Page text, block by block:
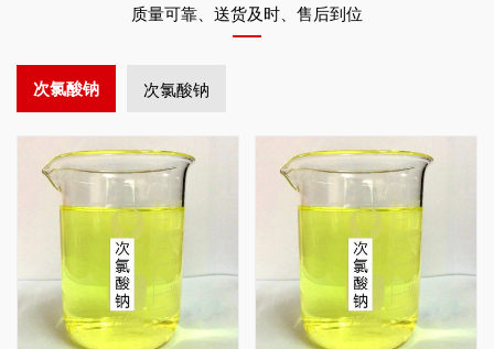
质量可靠、送货及时、售后到位
次氯酸钠 次氯酸钠